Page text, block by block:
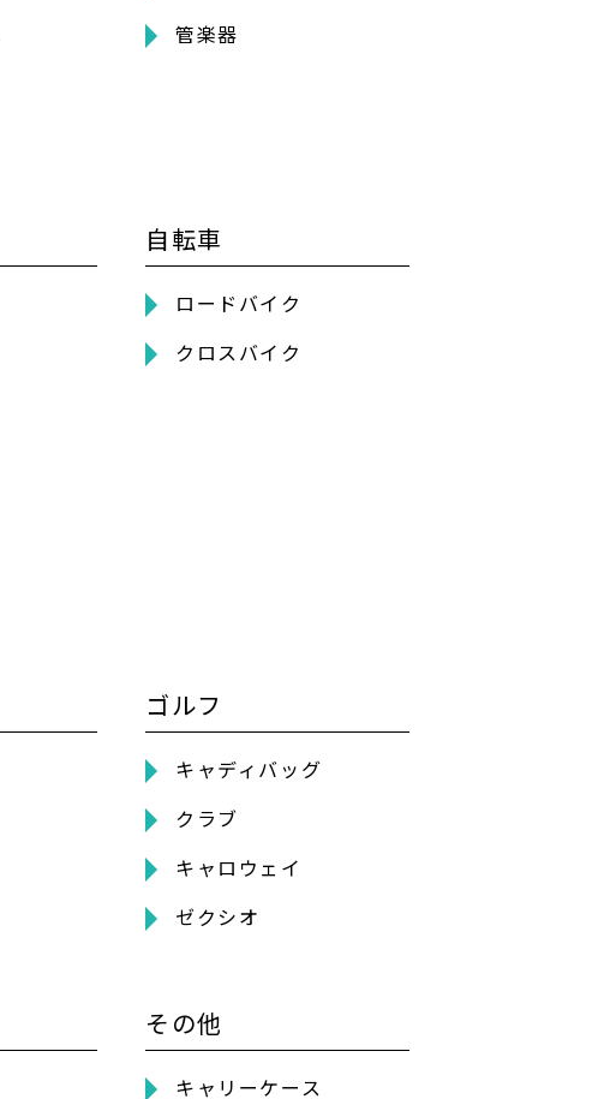
管楽器
自転車
ロードバイク
クロスバイク
ゴルフ
キャディバッグ
クラブ
キャロウェイ
ゼクシオ
その他
キャリーケース